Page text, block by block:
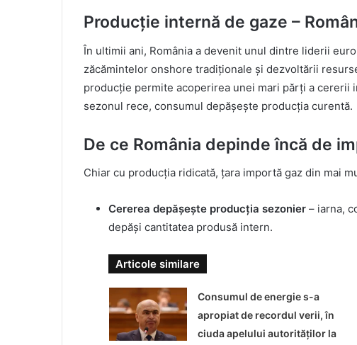
Producție internă de gaze –
În ultimii ani, România a devenit unul dintre liderii
zăcămintelor onshore tradiționale și dezvoltării
producție permite acoperirea unei mari părți a cererii
sezonul rece, consumul depășește producția curentă.
De ce România depinde încă de
Chiar cu producția ridicată, țara importă gaz din mai
Cererea depășește producția sezonier – iarna,
depăși cantitatea produsă intern.
Articole similare
Consumul de energie s-a
apropiat de recordul verii, în
ciuda apelului autorităților la